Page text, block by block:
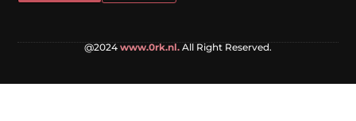
@2024 www.0rk.nl. All Right Reserved.